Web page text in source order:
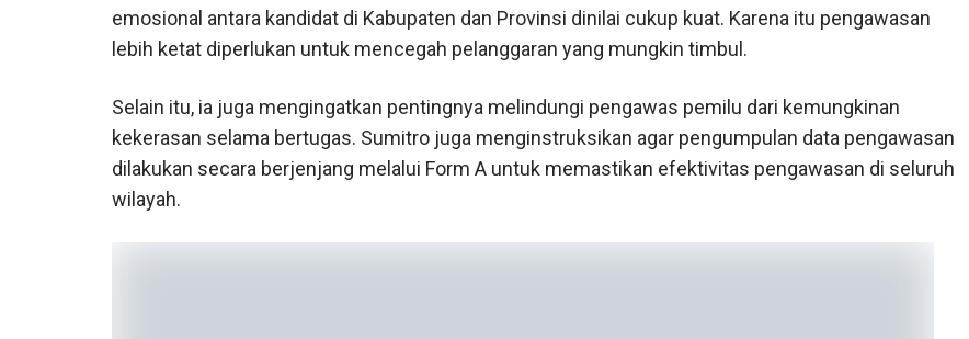
emosional antara kandidat di Kabupaten dan Provinsi dinilai cukup kuat. Karena itu pengawasan
lebih ketat diperlukan untuk mencegah pelanggaran yang mungkin timbul.
Selain itu, ia juga mengingatkan pentingnya melindungi pengawas pemilu dari kemungkinan
kekerasan selama bertugas. Sumitro juga menginstruksikan agar pengumpulan data pengawasan
dilakukan secara berjenjang melalui Form A untuk memastikan efektivitas pengawasan di seluruh
wilayah.